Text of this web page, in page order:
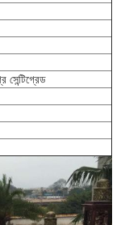
সেন্টিগ্রেড